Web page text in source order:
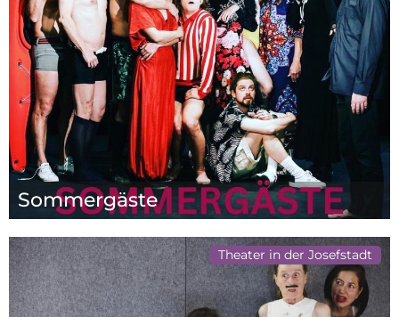
Sommergäste
Theater in der Josefstadt